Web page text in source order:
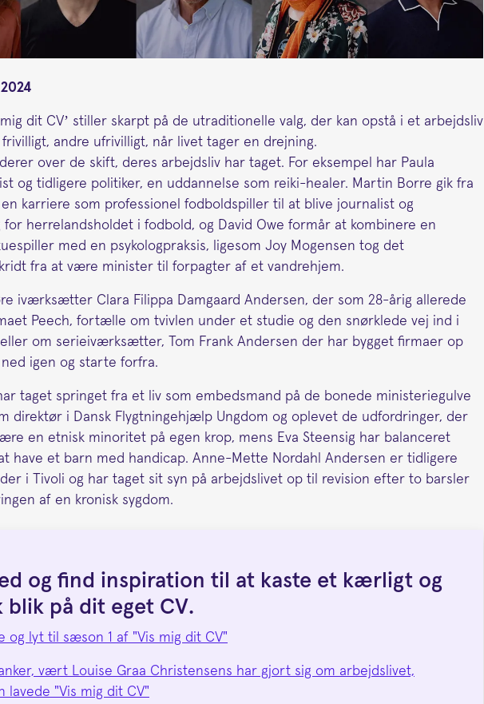
mig dit CV’ stiller skarpt på de utraditionelle valg, der kan opstå i et arbejdsliv
andre ufrivilligt, når livet tager en drejning.
over de skift, deres arbejdsliv har taget. For eksempel har Paula
og tidligere politiker, en uddannelse som reiki-healer. Martin Borre gik fra
karriere som professionel fodboldspiller til at blive journalist og
for herrelandsholdet i fodbold, og David Owe formår at kombinere en
med en psykologpraksis, ligesom Joy Mogensen tog det
fra at være minister til forpagter af et vandrehjem.
iværksætter Clara Filippa Damgaard Andersen, der som 28-årig allerede
Peech, fortælle om tvivlen under et studie og den snørklede vej ind i
om serieiværksætter, Tom Frank Andersen der har bygget firmaer op
igen og starte forfra.
har taget springet fra et liv som embedsmand på de bonede ministeriegulve
direktør i Dansk Flygtningehjælp Ungdom og oplevet de udfordringer, der
en etnisk minoritet på egen krop, mens Eva Steensig har balanceret
have et barn med handicap. Anne-Mette Nordahl Andersen er tidligere
i Tivoli og har taget sit syn på arbejdslivet op til revision efter to barsler
af en kronisk sygdom.
og find inspiration til at kaste et kærligt og
blik på dit eget CV.
og lyt til sæson 1 af "Vis mig dit CV"
vært Louise Graa Christensens har gjort sig om arbejdslivet,
lavede "Vis mig dit CV"